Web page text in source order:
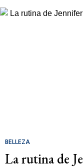
BELLEZA
La rutina de